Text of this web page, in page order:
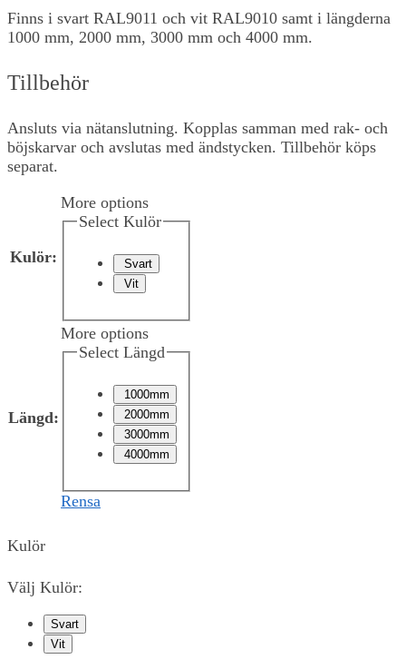
Finns i svart RAL9011 och vit RAL9010 samt i längderna
1000 mm, 2000 mm, 3000 mm och 4000 mm.
Tillbehör
Ansluts via nätanslutning. Kopplas samman med rak- och
böjskarvar och avslutas med ändstycken. Tillbehör köps
separat.
Kulör:
More options
Select Kulör
Svart
Vit
Längd:
More options
Select Längd
1000mm
2000mm
3000mm
4000mm
Rensa
Kulör
Välj Kulör:
Svart
Vit